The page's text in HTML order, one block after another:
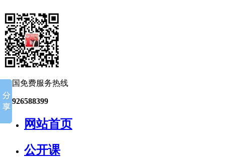
全国免费服务热线
13926588399
网站首页
公开课